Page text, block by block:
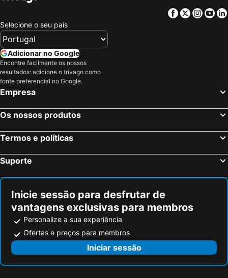
Malvern, bed and breakfasts
Evesham, bed and breakfasts
Fairford, bed and breakfasts
Eckington, bed and breakfasts
Charlbury, bed and breakfasts
Castle Combe, bed and breakfasts
Bromyard, bed and breakfasts
Northleach, bed and breakfasts
Nailsworth, bed and breakfasts
Old Sodbury, bed and breakfasts
Churchdown, bed and breakfasts
Facebook
Twitter
Selecione o seu país
Adicionar no Google
Encontre facilmente os nossos
resultados: adicione o trivago como
fonte preferencial no Google.
Empresa
Os nossos produtos
Termos e políticas
Suporte
Inicie sessão para desfrutar de
vantagens exclusivas para membros
Personalize a sua experiência
Ofertas e preços para membros
Iniciar sessão